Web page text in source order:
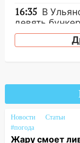
16:35 В
девять
мусора
разработают
цифровой
15:47
за
Новости
Статьи
#погода
Жару смоет